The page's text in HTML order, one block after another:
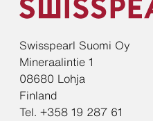
Swisspearl Suomi Oy
Mineraalintie 1
08680 Lohja
Finland
Tel. +358 19 287 61